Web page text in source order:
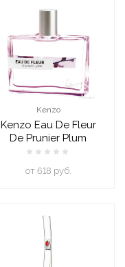
Kenzo
Kenzo Eau De Fleur
De Prunier Plum
oт 618 руб.